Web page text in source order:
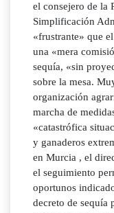
el consejero de la
Simplificación
«frustrante» que
una «mera
sequía, «sin
sobre la mesa.
organización
marcha de
«catastrófica
y ganaderos
en Murcia , el
el seguimiento
oportunos
decreto de sequía